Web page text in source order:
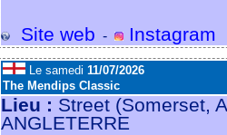
Site web - Instagram
Le samedi 11/07/2026
The Mendips Classic
Lieu : Street (Somerset,
ANGLETERRE